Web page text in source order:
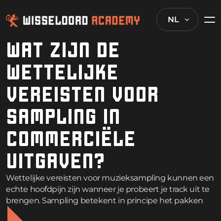
NL
WAT ZIJN DE
WETTELIJKE
VEREISTEN VOOR
SAMPLING IN
COMMERCIËLE
UITGAVEN?
Wettelijke vereisten voor muzieksampling kunnen een
echte hoofdpijn zijn wanneer je probeert je track uit te
brengen. Sampling betekent in principe het pakken
van stukjes bestaande opnames voor je nieuwe